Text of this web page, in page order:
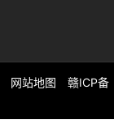
网站地图
赣ICP备